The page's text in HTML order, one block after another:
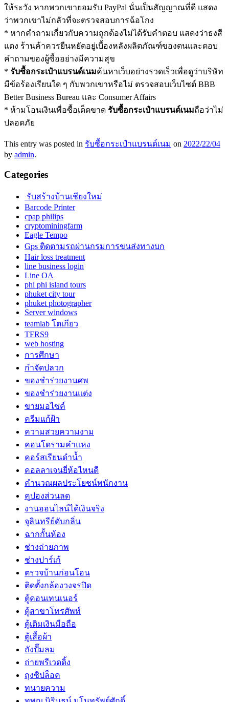
ให้ระวัง หากพวกเขายอมรับ PayPal นั่นเป็นสัญญาณที่ดี แสดง
ว่าพวกเขาไม่กลัวที่จะตรวจสอบการฉ้อโกง
* หากคำถามเกี่ยวกับความถูกต้องไม่ได้รับคำตอบ แสดงว่าธงสี
แดง ร้านค้าควรยืนหยัดอยู่เบื้องหลังผลิตภัณฑ์ของตนและตอบ
คำถามของผู้ซื้ออย่างมีความสุข
* รับซื้อกระเป๋าแบรนด์เนมค้นหาเว็บอย่างรวดเร็วเพื่อดูว่าบริษัท
มีข้อร้องเรียนใด ๆ กับพวกเขาหรือไม่ ตรวจสอบเว็บไซต์ BBB
Better Business Bureau และ Consumer Affairs
* ห้ามโอนเงินเพื่อซื้อเด็ดขาด รับซื้อกระเป๋าแบรนด์เนมถือว่าไม่
ปลอดภัย
This entry was posted in รับซื้อกระเป๋าแบรนด์เนม on 2022/22/04
by admin.
Categories
รับสร้างบ้านเชียงใหม่
Barcode Printer
cpap philips
cryptominingfarm
Eagle Tempo
Gps ติดตามรถผ่านกรมการขนส่งทางบก
Hair loss treatment
line business login
Line OA
phi phi island tours
phuket city tour
phuket photographer
Server windows
teamlab โตเกียว
TFRS9
web hosting
การศึกษา
กำจัดปลวก
ของชำร่วยงานศพ
ของชำร่วยงานแต่ง
ขายมอไซค์
ครีมแก้ฝ้า
ความสวยความงาม
คอนโดรามคำแหง
คอร์สเรียนดำน้ำ
คอลลาเจนยี่ห้อไหนดี
คำนวณผลประโยชน์พนักงาน
คูปองส่วนลด
งานออนไลน์ได้เงินจริง
จุลินทรีย์ดับกลิ่น
ฉากกั้นห้อง
ช่างถ่ายภาพ
ช่างปาร์เก้
ตรวจบ้านก่อนโอน
ติดตั้งกล้องวงจรปิด
ตู้คอนเทนเนอร์
ตู้สาขาโทรศัพท์
ตู้เติมเงินมือถือ
ตู้เสื้อผ้า
ถังปั๊มลม
ถ่ายพรีเวดดิ้ง
ถุงซิปล็อค
ทนายความ